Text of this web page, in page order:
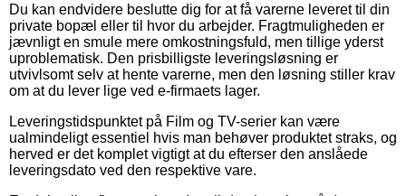
Du kan endvidere beslutte dig for at få varerne leveret til din
private bopæl eller til hvor du arbejder. Fragtmuligheden er
jævnligt en smule mere omkostningsfuld, men tillige yderst
uproblematisk. Den prisbilligste leveringsløsning er
utvivlsomt selv at hente varerne, men den løsning stiller krav
om at du lever lige ved e-firmaets lager.
Leveringstidspunktet på Film og TV-serier kan være
ualmindeligt essentiel hvis man behøver produktet straks, og
herved er det komplet vigtigt at du efterser den anslåede
leveringsdato ved den respektive vare.